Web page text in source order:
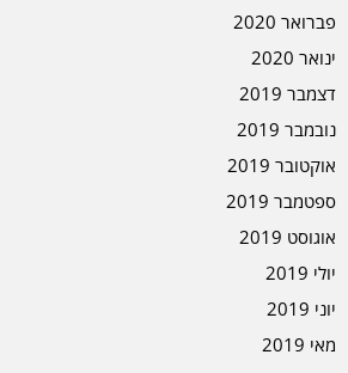
פברואר 2020
ינואר 2020
דצמבר 2019
נובמבר 2019
אוקטובר 2019
ספטמבר 2019
אוגוסט 2019
יולי 2019
יוני 2019
מאי 2019